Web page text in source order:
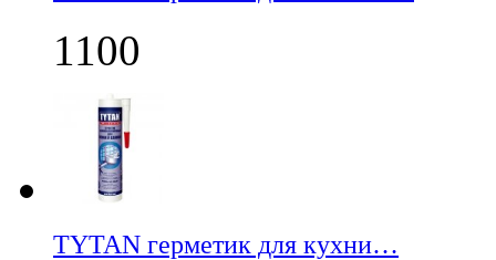
1100
TYTAN герметик для кухни…